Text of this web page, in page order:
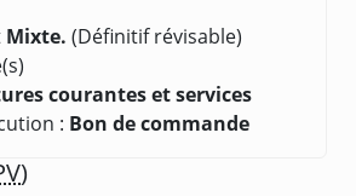
Mixte. (Définitif révisable)
courantes et services
: Bon de commande
)